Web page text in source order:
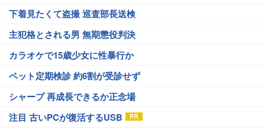
下着見たくて盗撮 巡査部長送検
主犯格とされる男 無期懲役判決
カラオケで15歳少女に性暴行か
ペット定期検診 約6割が受診せず
シャープ 再成長できるか正念場
注目 古いPCが復活するUSB